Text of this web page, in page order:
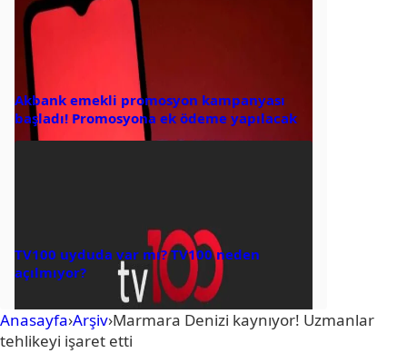
Akbank emekli promosyon kampanyası
başladı! Promosyona ek ödeme yapılacak
TV100 uyduda var mı? TV100 neden
açılmıyor?
Anasayfa›Arşiv›Marmara Denizi kaynıyor! Uzmanlar
tehlikeyi işaret etti